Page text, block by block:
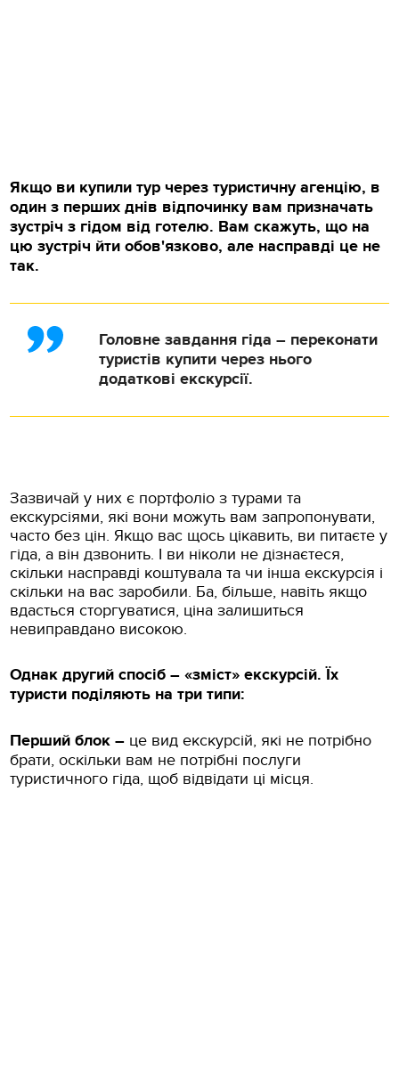
Якщо ви купили тур через туристичну агенцію, в
один з перших днів відпочинку вам призначать
зустріч з гідом від готелю. Вам скажуть, що на
цю зустріч йти обов'язково, але насправді це не
так.
Головне завдання гіда – переконати
туристів купити через нього
додаткові екскурсії.
Зазвичай у них є портфоліо з турами та
екскурсіями, які вони можуть вам запропонувати,
часто без цін. Якщо вас щось цікавить, ви питаєте у
гіда, а він дзвонить. І ви ніколи не дізнаєтеся,
скільки насправді коштувала та чи інша екскурсія і
скільки на вас заробили. Ба, більше, навіть якщо
вдасться сторгуватися, ціна залишиться
невиправдано високою.
Однак другий спосіб – «зміст» екскурсій. Їх
туристи поділяють на три типи:
Перший блок – це вид екскурсій, які не потрібно
брати, оскільки вам не потрібні послуги
туристичного гіда, щоб відвідати ці місця.